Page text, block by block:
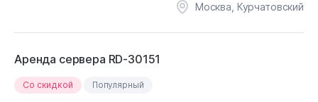
Москва, Курчатовский
Аренда сервера RD-30151
Cо скидкой Популярный